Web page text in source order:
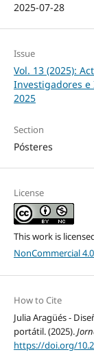
2025-07-28
Issue
Vol. 13 (2025):
Investigadores
2025
Section
Pósteres
License
This work is
NonCommercial
How to Cite
Julia Aragüés -
portátil. (2025).
https://doi.org/